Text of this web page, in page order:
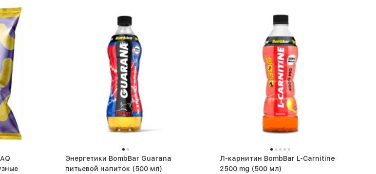
Энергетики BombBar Guarana
питьевой напиток (500 мл)
Л-карнитин BombBar L-Carnitine
2500 mg (500 мл)